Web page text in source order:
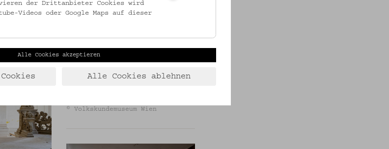
© Volkskundemuseum Wien
der Drittanbieter Cookies wird
Videos oder Google Maps auf dieser
Alle Cookies akzeptieren
Alle Cookies ablehnen